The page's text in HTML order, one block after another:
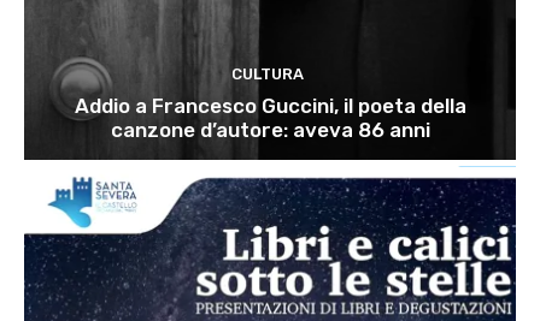
CULTURA
Addio a Francesco Guccini, il poeta della
canzone d’autore: aveva 86 anni